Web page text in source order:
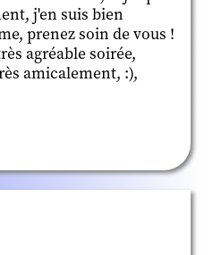
j'en suis bien
prenez soin de vous !
agréable soirée,
amicalement, :),